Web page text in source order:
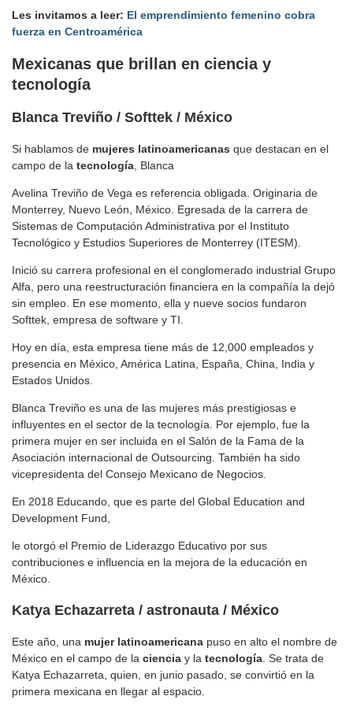
Les invitamos a leer: El emprendimiento femenino cobra
fuerza en Centroamérica
Mexicanas que brillan en ciencia y
tecnología
Blanca Treviño / Softtek / México
Si hablamos de mujeres latinoamericanas que destacan en el
campo de la tecnología , Blanca
Avelina Treviño de Vega es referencia obligada. Originaria de
Monterrey, Nuevo León, México. Egresada de la carrera de
Sistemas de Computación Administrativa por el Instituto
Tecnológico y Estudios Superiores de Monterrey (ITESM).
Inició su carrera profesional en el conglomerado industrial Grupo
Alfa, pero una reestructuración financiera en la compañía la dejó
sin empleo. En ese momento, ella y nueve socios fundaron
Softtek, empresa de software y TI.
Hoy en día, esta empresa tiene más de 12,000 empleados y
presencia en México, América Latina, España, China, India y
Estados Unidos.
Blanca Treviño es una de las mujeres más prestigiosas e
influyentes en el sector de la tecnología. Por ejemplo, fue la
primera mujer en ser incluida en el Salón de la Fama de la
Asociación internacional de Outsourcing. También ha sido
vicepresidenta del Consejo Mexicano de Negocios.
En 2018 Educando, que es parte del Global Education and
Development Fund,
le otorgó el Premio de Liderazgo Educativo por sus
contribuciones e influencia en la mejora de la educación en
México.
Katya Echazarreta / astronauta / México
Este año, una mujer latinoamericana puso en alto el nombre de
México en el campo de la ciencia y la tecnología . Se trata de
Katya Echazarreta, quien, en junio pasado, se convirtió en la
primera mexicana en llegar al espacio.